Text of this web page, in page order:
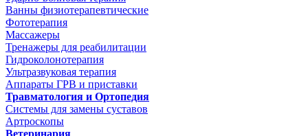
Ванны физиотерапевтические
Фототерапия
Массажеры
Тренажеры для реабилитации
Гидроколонотерапия
Ультразвуковая терапия
Аппараты ГРВ и приставки
Травматология и Ортопедия
Системы для замены суставов
Артроскопы
Ветеринария